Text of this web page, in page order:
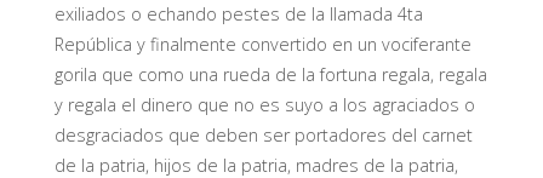
exiliados o echando pestes de la llamada 4ta
República y finalmente convertido en un vociferante
gorila que como una rueda de la fortuna regala, regala
y regala el dinero que no es suyo a los agraciados o
desgraciados que deben ser portadores del carnet
de la patria, hijos de la patria, madres de la patria,